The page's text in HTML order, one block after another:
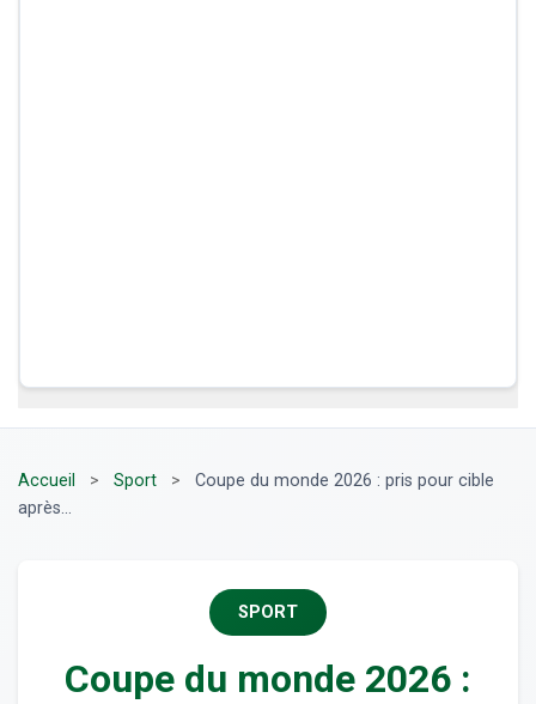
Accueil > Sport >
Coupe du monde 2026 : pris pour cible
après...
SPORT
Coupe du monde 2026 :